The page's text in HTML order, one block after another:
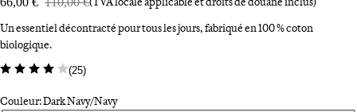
Un essentiel décontracté pour tous les jours, fabriqué en 100 % coton
biologique.
(25)
Couleur: Dark Navy/Navy